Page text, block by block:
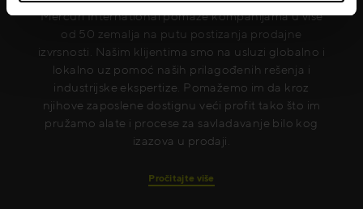
Mercuri International pomaže kompanijama u više
od 50 zemalja na putu postizanja prodajne
izvrsnosti. Našim klijentima smo na usluzi globalno i
lokalno uz pomoć naših prilagođenih rešenja i
industrijske ekspertize. Pomažemo im da kroz
njihove zaposlene dostignu veći profit tako što im
pružamo alate i procese za savladavanje bilo kog
izazova u prodaji.
Pročitajte više